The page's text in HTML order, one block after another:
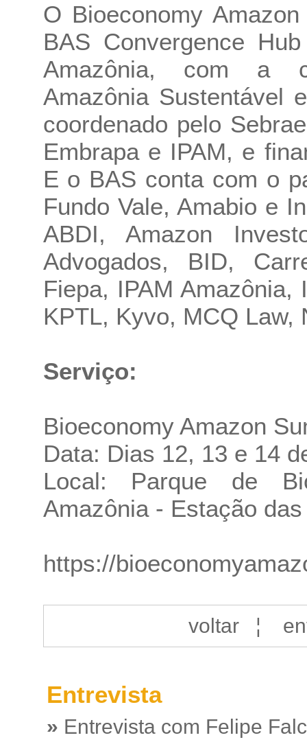
O Bioeconomy
BAS Convergence
Amazônia, com a
Amazônia Sustentável
coordenado pelo
Embrapa e IPAM, e
E o BAS conta com o
Fundo Vale, Amabio e
ABDI, Amazon
Advogados, BID,
Fiepa, IPAM
KPTL, Kyvo, MCQ Law,
Serviço:
Bioeconomy Amazon
Data: Dias 12, 13 e 14
Local: Parque de
Amazônia - Estação
https://
voltar¦
Entrevista
» Entrevista com Felipe